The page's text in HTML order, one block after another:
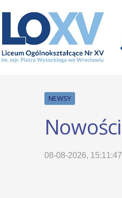
NEWSY
Nowości
08-08-2026, 15:11:47